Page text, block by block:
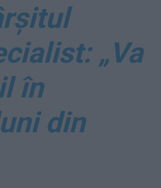
„Va
în
din